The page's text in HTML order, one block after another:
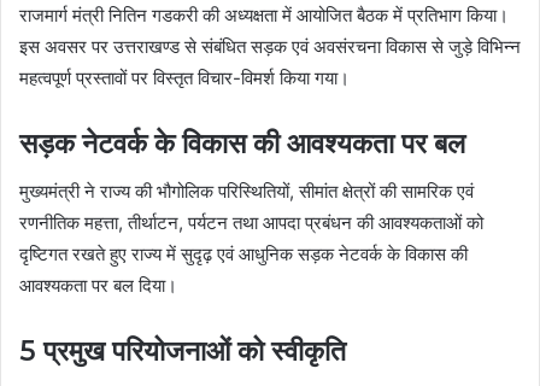
राजमार्ग मंत्री नितिन गडकरी की अध्यक्षता में आयोजित बैठक में प्रतिभाग किया।
इस अवसर पर उत्तराखण्ड से संबंधित सड़क एवं अवसंरचना विकास से जुड़े विभिन्न
महत्वपूर्ण प्रस्तावों पर विस्तृत विचार-विमर्श किया गया।
सड़क नेटवर्क के विकास की आवश्यकता पर बल
मुख्यमंत्री ने राज्य की भौगोलिक परिस्थितियों, सीमांत क्षेत्रों की सामरिक एवं
रणनीतिक महत्ता, तीर्थाटन, पर्यटन तथा आपदा प्रबंधन की आवश्यकताओं को
दृष्टिगत रखते हुए राज्य में सुदृढ़ एवं आधुनिक सड़क नेटवर्क के विकास की
आवश्यकता पर बल दिया।
5 प्रमुख परियोजनाओं को स्वीकृति